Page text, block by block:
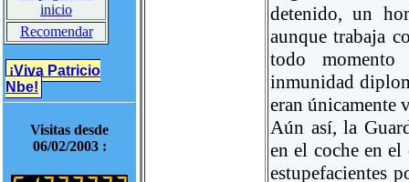
inicio
Recomendar
¡Viva Patricio
Nbe!
Visitas desde
06/02/2003 :
detenido, un
aunque trabaja
todo
inmunidad
eran únicamente
Aún así, la
en el coche en el
estupefacientes